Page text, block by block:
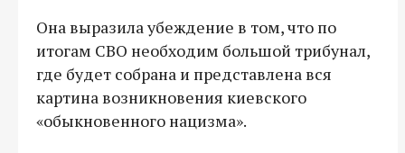
Она выразила убеждение в том, что по
итогам СВО необходим большой трибунал,
где будет собрана и представлена вся
картина возникновения киевского
«обыкновенного нацизма».